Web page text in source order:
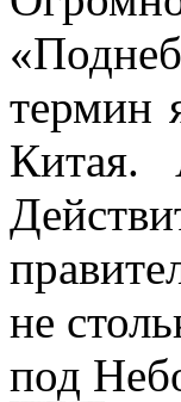
термин
Китая.
не
под